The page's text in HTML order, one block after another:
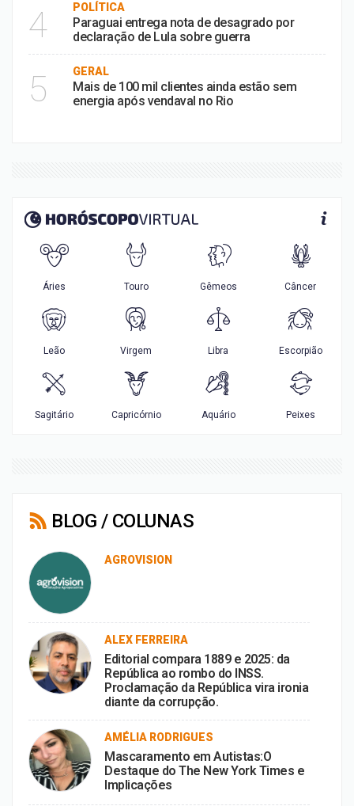
4 POLÍTICA
Paraguai entrega nota de desagrado por
declaração de Lula sobre guerra
5 GERAL
Mais de 100 mil clientes ainda estão sem
energia após vendaval no Rio
BLOG / COLUNAS
AGROVISION
ALEX FERREIRA
Editorial compara 1889 e 2025: da
República ao rombo do INSS.
Proclamação da República vira ironia
diante da corrupção.
AMÉLIA RODRIGUES
Mascaramento em Autistas:O
Destaque do The New York Times e
Implicações